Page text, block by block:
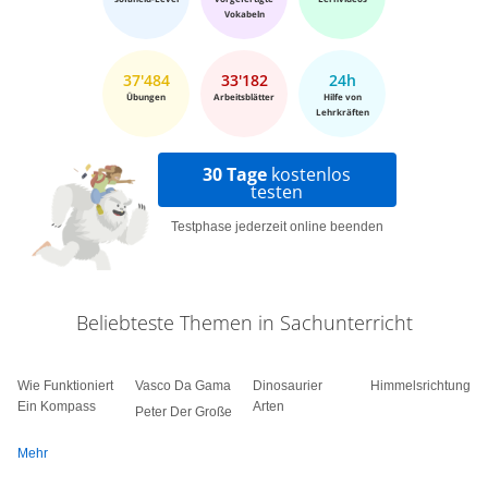
Vokabeln
37'484
Übungen
33'182
Arbeitsblätter
24h
Hilfe von
Lehrkräften
30 Tage kostenlos
testen
Testphase jederzeit online beenden
Beliebteste Themen in Sachunterricht
Wie Funktioniert
Ein Kompass
Vasco Da Gama
Peter Der Große
Dinosaurier
Arten
Himmelsrichtungen
Mehr